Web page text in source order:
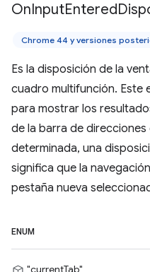
OnInputEntered
Chrome 44 y versiones
Es la disposición de la
cuadro multifunción. Este
para mostrar los
de la barra de direcciones
determinada, una
significa que la
pestaña nueva
ENUM
"currentTab"